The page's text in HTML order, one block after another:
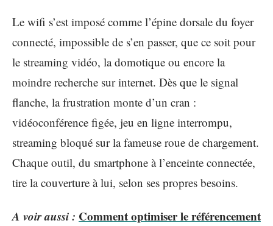
Le wifi s’est imposé comme l’épine dorsale du foyer
connecté, impossible de s’en passer, que ce soit pour
le streaming vidéo, la domotique ou encore la
moindre recherche sur internet. Dès que le signal
flanche, la frustration monte d’un cran :
vidéoconférence figée, jeu en ligne interrompu,
streaming bloqué sur la fameuse roue de chargement.
Chaque outil, du smartphone à l’enceinte connectée,
tire la couverture à lui, selon ses propres besoins.
A voir aussi : Comment optimiser le référencement